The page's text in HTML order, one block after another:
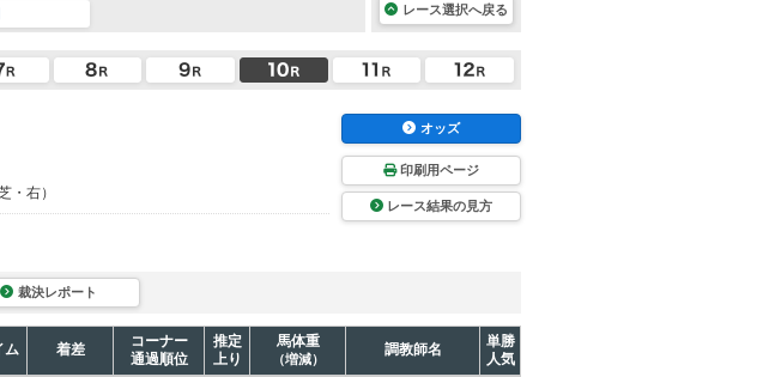
レース選択へ戻る
芝・右）
オッズ
印刷用ページ
レース結果の見方
裁決レポート
ム 着差
コーナー
通過順位
推定
上り
馬体重
（増減）
調教師名
単勝
人気